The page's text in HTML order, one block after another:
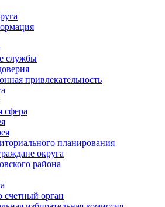
службы
привлекательность
сфера
планирования
округа
района
счетный орган